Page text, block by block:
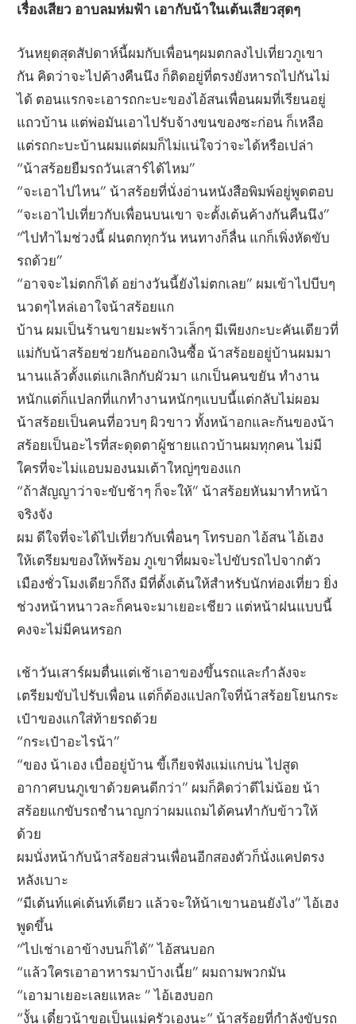
เรื่องเสียว อาบลมห่มฟ้า เอากับน้าในเต้นเสียวสุดๆ
วันหยุดสุดสัปดาห์นี้ผมกับเพื่อนๆผมตกลงไปเที่ยวภูเขา
กัน คิดว่าจะไปค้างคืนนึง ก็ติดอยู่ที่ตรงยังหารถไปกันไม่
ได้ ตอนแรกจะเอารถกะบะของไอ้สนเพื่อนผมที่เรียนอยู่
แถวบ้าน แต่พ่อมันเอาไปรับจ้างขนของซะก่อน ก็เหลือ
แต่รถกะบะบ้านผมแต่ผมก็ไม่แน่ใจว่าจะได้หรือเปล่า
“น้าสร้อยยืมรถวันเสาร์ได้ไหม”
“จะเอาไปไหน” น้าสร้อยที่นั่งอ่านหนังสือพิมพ์อยู่พูดตอบ
“จะเอาไปเที่ยวกับเพื่อนบนเขา จะตั้งเต้นค้างกันคืนนึง”
“ไปทำไมช่วงนี้ ฝนตกทุกวัน หนทางก็ลื่น แกก็เพิ่งหัดขับ
รถด้วย”
“อาจจะไม่ตกก็ได้ อย่างวันนี้ยังไม่ตกเลย” ผมเข้าไปบีบๆ
นวดๆไหล่เอาใจน้าสร้อยแก
บ้าน ผมเป็นร้านขายมะพร้าวเล็กๆ มีเพียงกะบะคันเดียวที่
แม่กับน้าสร้อยช่วยกันออกเงินซื้อ น้าสร้อยอยู่บ้านผมมา
นานแล้วตั้งแต่แกเลิกกับผัวมา แกเป็นคนขยัน ทำงาน
หนักแต่ก็แปลกที่แกทำงานหนักๆแบบนี้แต่กลับไม่ผอม
น้าสร้อยเป็นคนที่อวบๆ ผิวขาว ทั้งหน้าอกและก้นของน้า
สร้อยเป็นอะไรที่สะดุดตาผู้ชายแถวบ้านผมทุกคน ไม่มี
ใครที่จะไม่แอบมองนมเต้าใหญ่ๆของแก
“ถ้าสัญญาว่าจะขับช้าๆ ก็จะให้” น้าสร้อยหันมาทำหน้า
จริงจัง
ผม ดีใจที่จะได้ไปเที่ยวกับเพื่อนๆ โทรบอก ไอ้สน ไอ้เฮง
ให้เตรียมของให้พร้อม ภูเขาที่ผมจะไปขับรถไปจากตัว
เมืองชั่วโมงเดียวก็ถึง มีที่ตั้งเต้นให้สำหรับนักท่องเที่ยว ยิ่ง
ช่วงหน้าหนาวละก็คนจะมาเยอะเชียว แต่หน้าฝนแบบนี้
คงจะไม่มีคนหรอก
เช้าวันเสาร์ผมตื่นแต่เช้าเอาของขึ้นรถและกำลังจะ
เตรียมขับไปรับเพื่อน แต่ก็ต้องแปลกใจที่น้าสร้อยโยนกระ
เป๋าของแกใส่ท้ายรถด้วย
“กระเป๋าอะไรน้า”
“ของ น้าเอง เบื่ออยู่บ้าน ขี้เกียจฟังแม่แกบ่น ไปสูด
อากาศบนภูเขาด้วยคนดีกว่า” ผมก็คิดว่าดีไม่น้อย น้า
สร้อยแกขับรถชำนาญกว่าผมแถมได้คนทำกับข้าวให้
ด้วย
ผมนั่งหน้ากับน้าสร้อยส่วนเพื่อนอีกสองตัวก็นั่งแคปตรง
หลังเบาะ
“มีเต้นท์แค่เต้นท์เดียว แล้วจะให้น้าเขานอนยังไง” ไอ้เฮง
พูดขึ้น
“ไปเช่าเอาข้างบนก็ได้” ไอ้สนบอก
“แล้วใครเอาอาหารมาบ้างเนี้ย” ผมถามพวกมัน
“เอามาเยอะเลยแหละ ” ไอ้เฮงบอก
“งั้น เดี๋ยวน้าขอเป็นแม่ครัวเองนะ“ น้าสร้อยที่กำลังขับรถ